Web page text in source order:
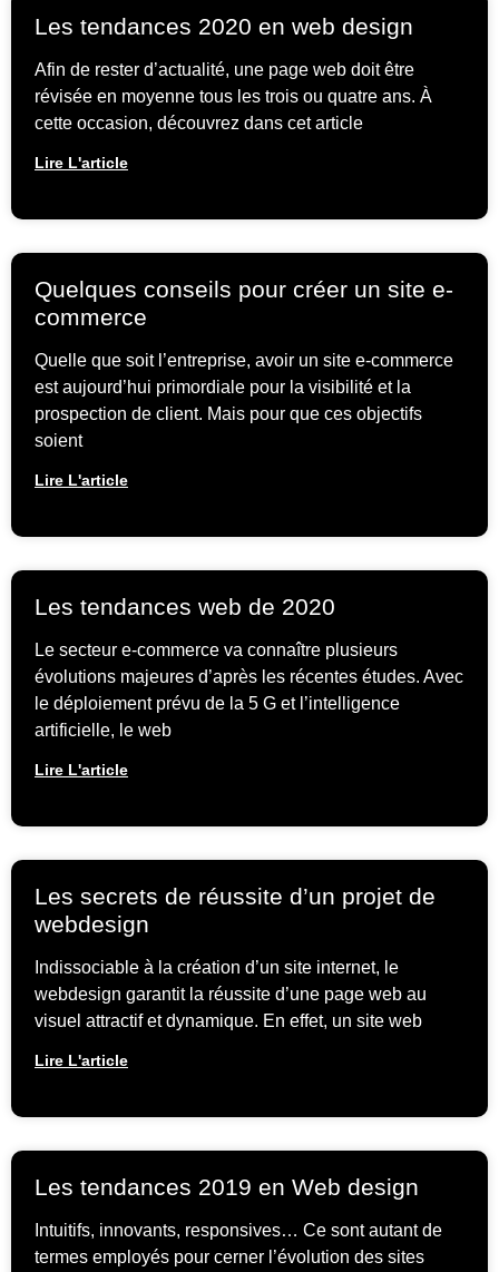
Les tendances 2020 en web design
Afin de rester d’actualité, une page web doit être
révisée en moyenne tous les trois ou quatre ans. À
cette occasion, découvrez dans cet article
Lire L'article
Quelques conseils pour créer un site e-
commerce
Quelle que soit l’entreprise, avoir un site e-commerce
est aujourd’hui primordiale pour la visibilité et la
prospection de client. Mais pour que ces objectifs
soient
Lire L'article
Les tendances web de 2020
Le secteur e-commerce va connaître plusieurs
évolutions majeures d’après les récentes études. Avec
le déploiement prévu de la 5 G et l’intelligence
artificielle, le web
Lire L'article
Les secrets de réussite d’un projet de
webdesign
Indissociable à la création d’un site internet, le
webdesign garantit la réussite d’une page web au
visuel attractif et dynamique. En effet, un site web
Lire L'article
Les tendances 2019 en Web design
Intuitifs, innovants, responsives… Ce sont autant de
termes employés pour cerner l’évolution des sites